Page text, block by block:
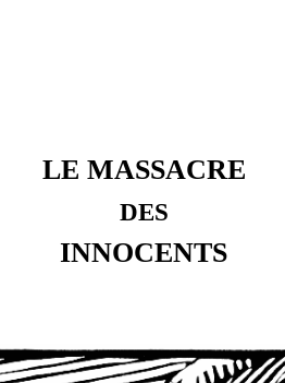
LE MASSACRE
DES
INNOCENTS